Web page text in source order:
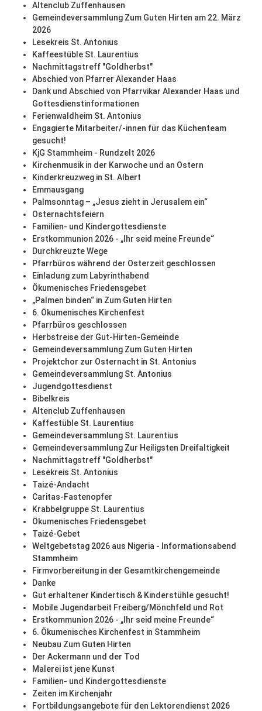
Altenclub Zuffenhausen
Gemeindeversammlung Zum Guten Hirten am 22. März
2026
Lesekreis St. Antonius
Kaffeestüble St. Laurentius
Nachmittagstreff "Goldherbst"
Abschied von Pfarrer Alexander Haas
Dank und Abschied von Pfarrvikar Alexander Haas und
Gottesdienstinformationen
Ferienwaldheim St. Antonius
Engagierte Mitarbeiter/-innen für das Küchenteam
gesucht!
KjG Stammheim - Rundzelt 2026
Kirchenmusik in der Karwoche und an Ostern
Kinderkreuzweg in St. Albert
Emmausgang
Palmsonntag – „Jesus zieht in Jerusalem ein“
Osternachtsfeiern
Familien- und Kindergottesdienste
Erstkommunion 2026 - „Ihr seid meine Freunde“
Durchkreuzte Wege
Pfarrbüros während der Osterzeit geschlossen
Einladung zum Labyrinthabend
Ökumenisches Friedensgebet
„Palmen binden“ in Zum Guten Hirten
6. Ökumenisches Kirchenfest
Pfarrbüros geschlossen
Herbstreise der Gut-Hirten-Gemeinde
Gemeindeversammlung Zum Guten Hirten
Projektchor zur Osternacht in St. Antonius
Gemeindeversammlung St. Antonius
Jugendgottesdienst
Bibelkreis
Altenclub Zuffenhausen
Kaffestüble St. Laurentius
Gemeindeversammlung St. Laurentius
Gemeindeversammlung Zur Heiligsten Dreifaltigkeit
Nachmittagstreff "Goldherbst"
Lesekreis St. Antonius
Taizé-Andacht
Caritas-Fastenopfer
Krabbelgruppe St. Laurentius
Ökumenisches Friedensgebet
Taizé-Gebet
Weltgebetstag 2026 aus Nigeria - Informationsabend
Stammheim
Firmvorbereitung in der Gesamtkirchengemeinde
Danke
Gut erhaltener Kindertisch & Kinderstühle gesucht!
Mobile Jugendarbeit Freiberg/Mönchfeld und Rot
Erstkommunion 2026 - „Ihr seid meine Freunde“
6. Ökumenisches Kirchenfest in Stammheim
Neubau Zum Guten Hirten
Der Ackermann und der Tod
Malerei ist jene Kunst
Familien- und Kindergottesdienste
Zeiten im Kirchenjahr
Fortbildungsangebote für den Lektorendienst 2026